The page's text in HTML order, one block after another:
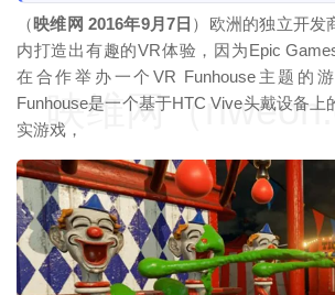
（映维网 2016年9月7日 ）欧洲的独立开发
内打造出有趣的VR体验，因为Epic
在合作举办一个VR Funhouse主题的
Funhouse是一个基于HTC Vive头戴设备上
实游戏，映维网（